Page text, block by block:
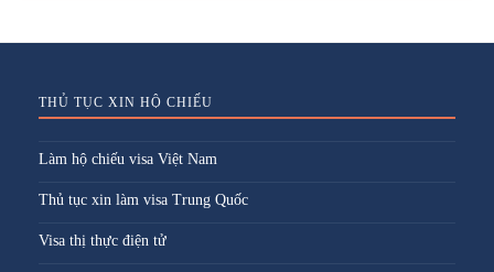
THỦ TỤC XIN HỘ CHIẾU
Làm hộ chiếu visa Việt Nam
Thủ tục xin làm visa Trung Quốc
Visa thị thực điện tử